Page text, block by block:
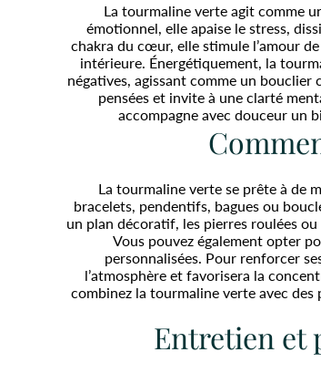
La tourmaline verte agit comme
émotionnel, elle apaise le stress,
chakra du cœur, elle stimule l’amour
intérieure. Énergétiquement, la
négatives, agissant comme un
pensées et invite à une clarté
accompagne avec douceur un
La tourmaline verte se prête à de
bracelets, pendentifs, bagues ou
un plan décoratif, les pierres roulées
Vous pouvez également opter
personnalisées. Pour renforcer
l’atmosphère et favorisera la
combinez la tourmaline verte avec
Entretien et